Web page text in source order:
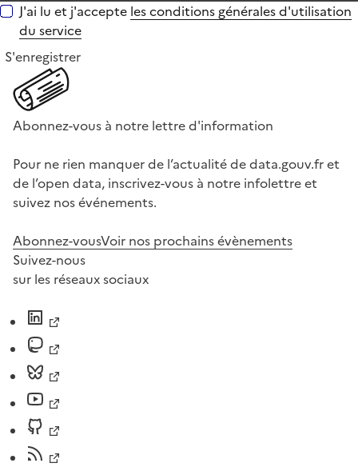
J'ai lu et j'accepte les conditions générales d'utilisation
du service
S'enregistrer
Abonnez-vous à notre lettre d'information
Pour ne rien manquer de l’actualité de data.gouv.fr et
de l’open data, inscrivez-vous à notre infolettre et
suivez nos événements.
Abonnez-vousVoir nos prochains évènements
Suivez-nous
sur les réseaux sociaux